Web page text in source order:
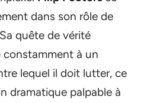
dans son rôle de
quête de vérité
constamment à un
lequel il doit lutter, ce
dramatique palpable à